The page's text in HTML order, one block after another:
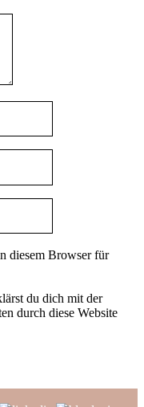
diesem Browser für
du dich mit der
durch diese Website